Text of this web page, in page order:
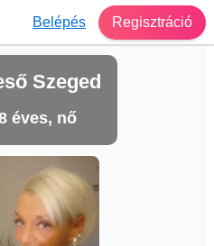
Belépés Regisztráció
Szeged
éves, nő